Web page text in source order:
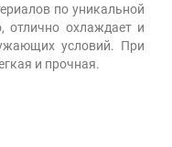
по уникальной
отлично охлаждает и
условий. При
и прочная.